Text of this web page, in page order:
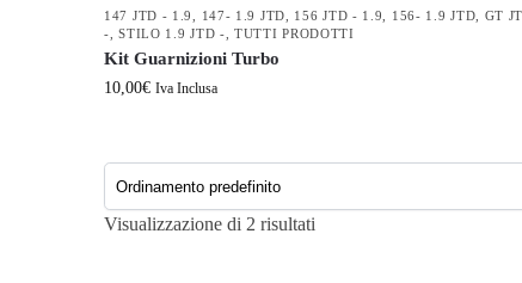
147 JTD - 1.9, 147- 1.9 JTD, 156 JTD - 1.9, 156- 1.9 JTD, GT
-,STILO 1.9 JTD -,TUTTI PRODOTTI
Kit Guarnizioni Turbo
10,00€ Iva Inclusa
Visualizzazione di 2 risultati